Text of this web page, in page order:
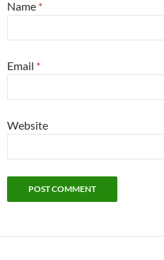
Name *
Email *
Website